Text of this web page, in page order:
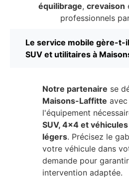
équilibrage,crevaison
professionnels
Le service mobile gère-t-
SUV et utilitaires à
Notre partenaire se
Maisons-Laffitte avec
l'équipement
SUV, 4x4 et
légers. Précisez le
votre véhicule dans
demande pour
intervention adaptée.